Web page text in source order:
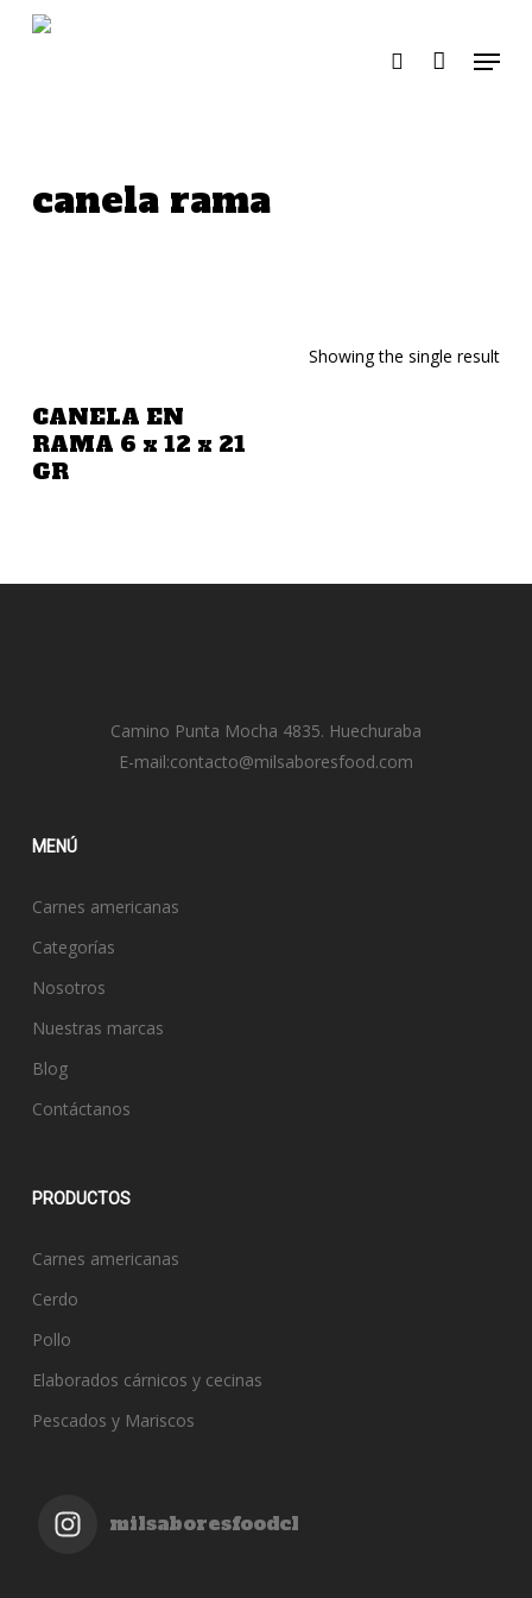
search Menu
canela rama
Showing the single result
Añadir A La Cotización
CANELA EN
RAMA 6 x 12 x 21
GR
Camino Punta Mocha 4835. Huechuraba
E-mail:contacto@milsaboresfood.com
MENÚ
Carnes americanas
Categorías
Nosotros
Nuestras marcas
Blog
Contáctanos
PRODUCTOS
Carnes americanas
Cerdo
Pollo
Elaborados cárnicos y cecinas
Pescados y Mariscos
milsaboresfoodcl